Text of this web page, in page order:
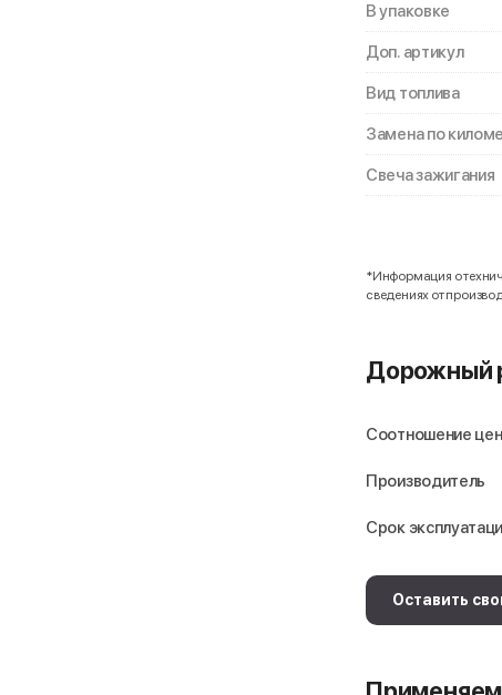
В упаковке
Доп. артикул
Вид топлива
Замена по
Свеча зажигания
*Информация о
сведениях от
Дорожный
Соотношение
Производитель
Срок
Оставить